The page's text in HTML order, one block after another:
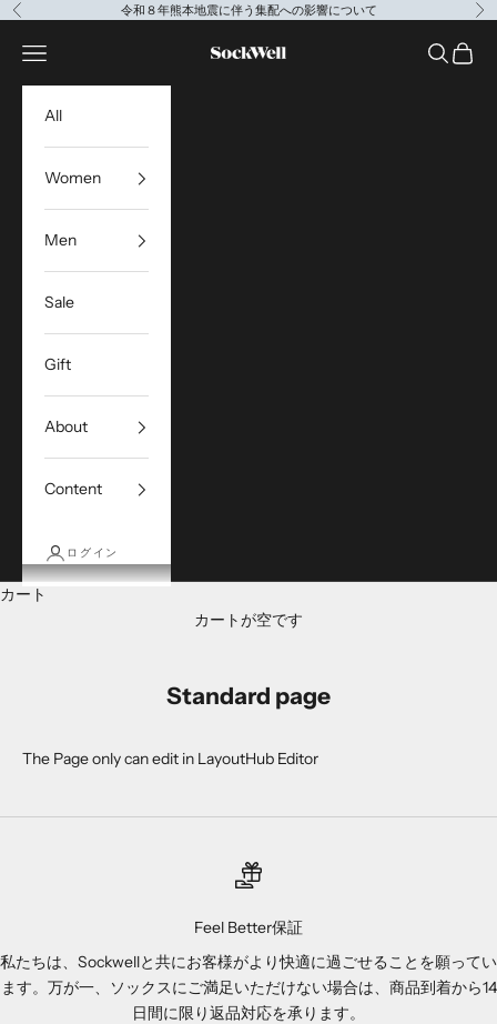
コンテンツへスキップ
前へ 令和８年熊本地震に伴う集配への影響について 次
Sockwell Japan
メニューを開く 検索を開
カー
All
Women
Men
Sale
Gift
About
Content
ログイン
カート
カートが空です
Standard page
The Page only can edit in LayoutHub Editor
Feel Better保証
私たちは、Sockwellと共にお客様がより快適に過ごせることを願ってい
ます。万が一、ソックスにご満足いただけない場合は、商品到着から14
日間に限り返品対応を承ります。